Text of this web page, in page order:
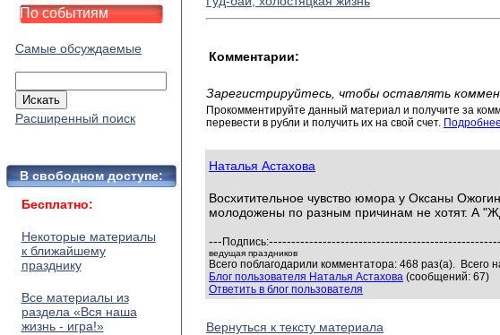
По событиям
Самые обсуждаемые
Расширенный поиск
В свободном доступе:
Бесплатно:
Некоторые материалы
к ближайшему
празднику
Все материалы из
раздела «Вся наша
жизнь - игра!»
Комментарии:
Зарегистрируйтесь, чтобы оставлять
Прокомментируйте данный материал и получите за
перевести в рубли и получить их на свой счет.
Наталья Астахова
Восхитительное чувство юмора у Оксаны
молодожены по разным причинам не хотят. А
--- Подпись:
ведущая праздников
Всего поблагодарили комментатора: 468 раз(а). Всего
Блог пользователя Наталья Астахова (сообщений: 67)
Ответить в блог пользователя
Вернуться к тексту материала